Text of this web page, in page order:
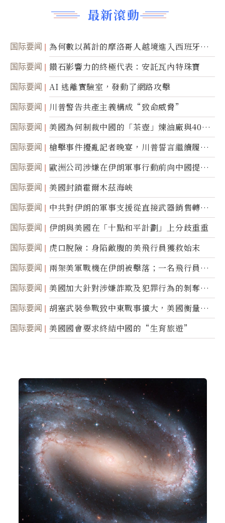
最新滾動
国际要闻
為何數以萬計的摩洛哥人越境進入西班牙休
達
国际要闻 鑽石影響力的終極代表：安託瓦內特珠寶
国际要闻 AI 逃離實驗室，發動了網路攻擊
国际要闻 川普警告共產主義構成“致命威脅”
国际要闻
美國為何制裁中國的「茶壺」煉油廠與40家
航運公司
国际要闻
槍擊事件擾亂記者晚宴，川普誓言繼續履行
職責
国际要闻
歐洲公司涉嫌在伊朗軍事行動前向中國提供
美軍基地的衛星影像
国际要闻 美國封鎖霍爾木茲海峽
国际要闻
中共對伊朗的軍事支援從直接武器銷售轉向
間接技術轉讓
国际要闻 伊朗與美國在「十點和平計劃」上分歧重重
国际要闻 虎口脫險：身陷敵腹的美飛行員獲救始末
国际要闻
兩架美軍戰機在伊朗被擊落；一名飛行員失
蹤
国际要闻
美國加大針對涉嫌詐欺及犯罪行為的剝奪公
民權力度
国际要闻
胡塞武裝參戰致中東戰事擴大，美國衡量地
面入侵的可能性
国际要闻 美國國會要求終結中國的“生育旅遊”